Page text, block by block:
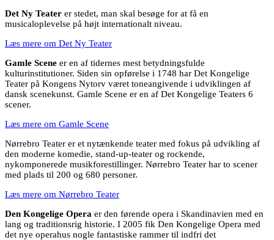
Det Ny Teater er stedet, man skal besøge for at få en
musicaloplevelse på højt internationalt niveau.
Læs mere om Det Ny Teater
Gamle Scene er en af tidernes mest betydningsfulde
kulturinstitutioner. Siden sin opførelse i 1748 har Det Kongelige
Teater på Kongens Nytorv været toneangivende i udviklingen af
dansk scenekunst. Gamle Scene er en af Det Kongelige Teaters 6
scener.
Læs mere om Gamle Scene
Nørrebro Teater er et nytænkende teater med fokus på udvikling af
den moderne komedie, stand-up-teater og rockende,
nykomponerede musikforestillinger. Nørrebro Teater har to scener
med plads til 200 og 680 personer.
Læs mere om Nørrebro Teater
Den Kongelige Opera er den førende opera i Skandinavien med en
lang og traditionsrig historie. I 2005 fik Den Kongelige Opera med
det nye operahus nogle fantastiske rammer til indfri det